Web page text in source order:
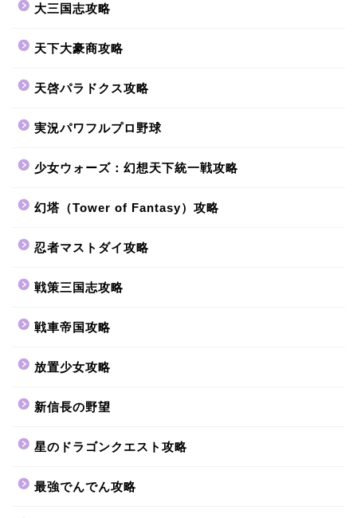
大三国志攻略
天下大豪商攻略
天啓パラドクス攻略
実況パワフルプロ野球
少女ウォーズ：幻想天下統一戦攻略
幻塔（Tower of Fantasy）攻略
忍者マストダイ攻略
戦策三国志攻略
戦車帝国攻略
放置少女攻略
新信長の野望
星のドラゴンクエスト攻略
最強でんでん攻略